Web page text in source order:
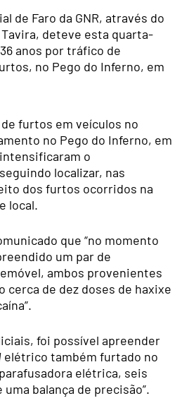
de Faro da GNR, através do
deteve esta quarta-
anos por tráfico de
no Pego do Inferno, em
furtos em veículos no
no Pego do Inferno, em
o
localizar, nas
dos furtos ocorridos na
local.
que “no momento
um par de
ambos provenientes
cerca de dez doses de haxixe
foi possível apreender
elétrico também furtado no
elétrica, seis
balança de precisão”.